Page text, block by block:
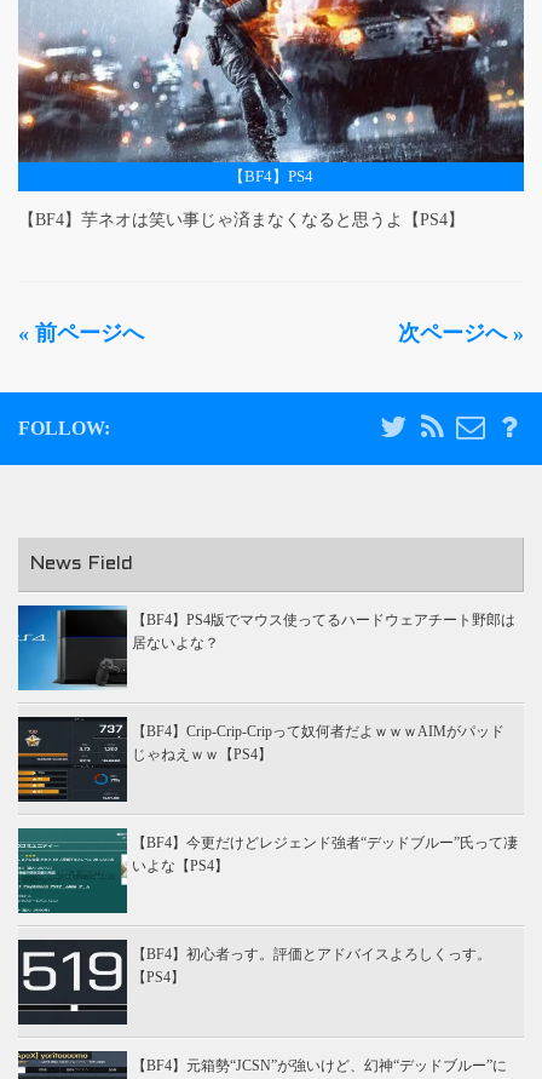
【BF4】PS4
【BF4】芋ネオは笑い事じゃ済まなくなると思うよ【PS4】
« 前ページへ 次ページへ »
FOLLOW:
News Field
【BF4】PS4版でマウス使ってるハードウェアチート野郎は
居ないよな？
【BF4】Crip-Crip-Cripって奴何者だよｗｗｗAIMがパッド
じゃねえｗｗ【PS4】
【BF4】今更だけどレジェンド強者“デッドブルー”氏って凄
いよな【PS4】
【BF4】初心者っす。評価とアドバイスよろしくっす。
【PS4】
【BF4】元箱勢“JCSN”が強いけど、幻神“デッドブルー”に